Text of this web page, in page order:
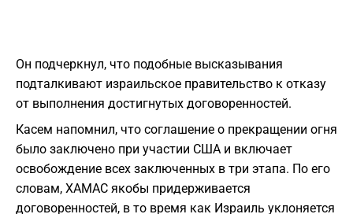
Он подчеркнул, что подобные высказывания
подталкивают израильское правительство к отказу
от выполнения достигнутых договоренностей.
Касем напомнил, что соглашение о прекращении огня
было заключено при участии США и включает
освобождение всех заключенных в три этапа. По его
словам, ХАМАС якобы придерживается
договоренностей, в то время как Израиль уклоняется